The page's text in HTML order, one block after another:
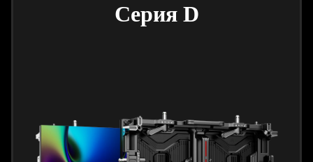
Серия D